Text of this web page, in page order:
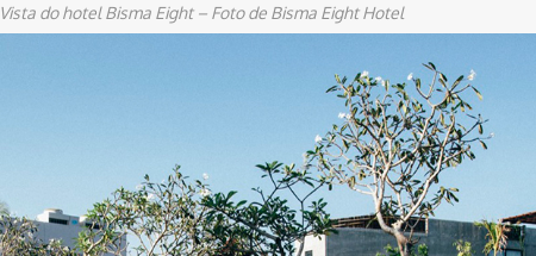
Vista do hotel Bisma Eight – Foto de Bisma Eight Hotel